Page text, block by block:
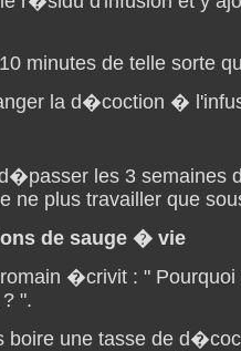
minutes de telle sorte
la d�coction �
les 3 semaines
ne plus travailler que
de sauge � vie
�crivit : " Pourquoi
".
boire une tasse de